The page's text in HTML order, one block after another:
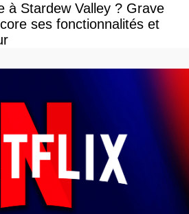
à Stardew Valley ? Grave
ses fonctionnalités et